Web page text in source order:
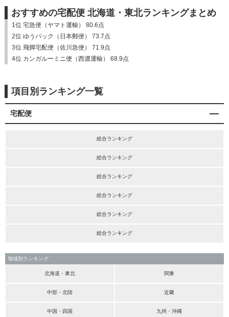
おすすめの宅配便 北海道・東北ランキングまとめ
1位 宅急便（ヤマト運輸） 80.6点
2位 ゆうパック（日本郵便） 73.7点
3位 飛脚宅配便（佐川急便） 71.9点
4位 カンガルーミニ便（西濃運輸） 68.9点
項目別ランキング一覧
宅配便
総合ランキング
総合ランキング
総合ランキング
総合ランキング
総合ランキング
総合ランキング
地域別ランキング
北海道・東北 関東
中部・北陸 近畿
中国・四国 九州・沖縄